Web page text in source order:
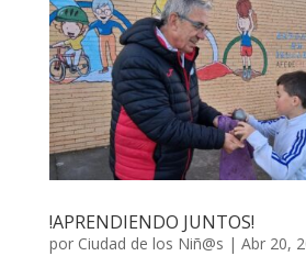
!APRENDIENDO JUNTOS!
por Ciudad de los Niñ@s | Abr 20,